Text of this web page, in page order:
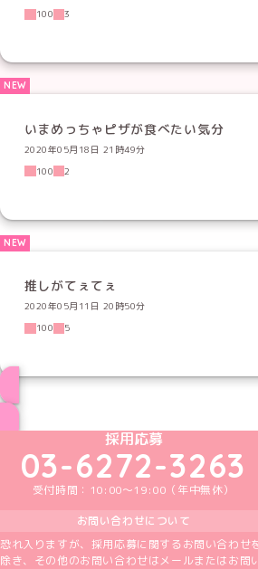
100
3
いまめっちゃピザが食べたい気分
2020年05月18日 21時49分
100
2
推しがてぇてぇ
2020年05月11日 20時50分
100
5
めいどりーみんTikTok
めいどりーみんX公
めいどりーみ
めいどり
め
採用応募
03-6272-3263
受付時間：10:00～19:00（年中無休）
お問い合わせについて
恐れ入りますが、採用応募に関するお問い合わせ
除き、その他のお問い合わせはメールまたはお問